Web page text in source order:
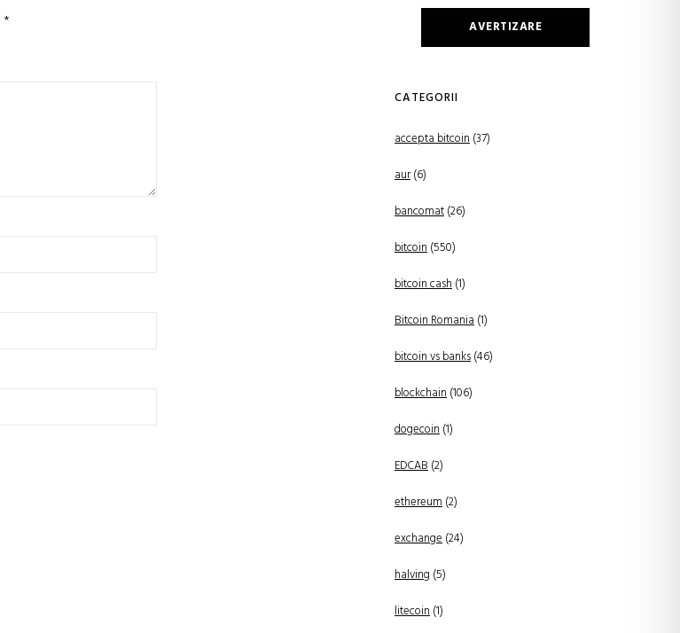
*
AVERTIZARE
CATEGORII
accepta bitcoin(37)
aur(6)
bancomat(26)
bitcoin(550)
bitcoin cash(1)
Bitcoin Romania(1)
bitcoin vs banks(46)
blockchain(106)
dogecoin(1)
EDCAB(2)
ethereum(2)
exchange(24)
halving (5)
litecoin(1)